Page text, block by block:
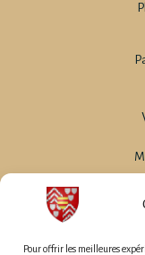
Pour offrir les meilleures